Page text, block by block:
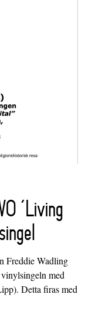
‘Living
Freddie Wadling
med
Detta firas med